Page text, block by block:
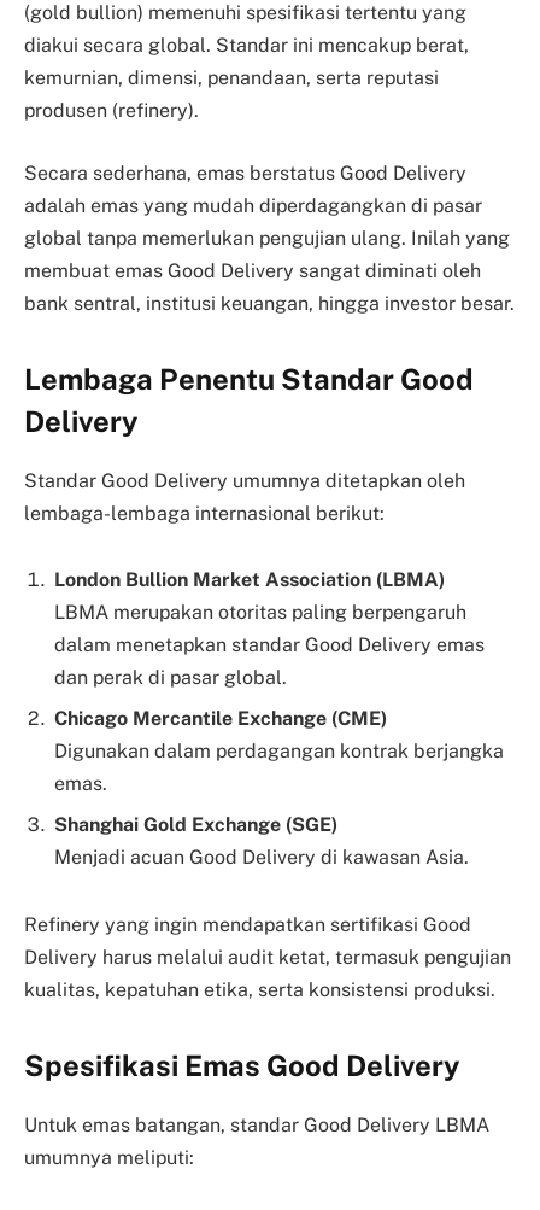
(gold bullion) memenuhi spesifikasi tertentu yang
diakui secara global. Standar ini mencakup berat,
kemurnian, dimensi, penandaan, serta reputasi
produsen (refinery).
Secara sederhana, emas berstatus Good Delivery
adalah emas yang mudah diperdagangkan di pasar
global tanpa memerlukan pengujian ulang. Inilah yang
membuat emas Good Delivery sangat diminati oleh
bank sentral, institusi keuangan, hingga investor besar.
Lembaga Penentu Standar Good
Delivery
Standar Good Delivery umumnya ditetapkan oleh
lembaga-lembaga internasional berikut:
London Bullion Market Association (LBMA)
LBMA merupakan otoritas paling berpengaruh
dalam menetapkan standar Good Delivery emas
dan perak di pasar global.
Chicago Mercantile Exchange (CME)
Digunakan dalam perdagangan kontrak berjangka
emas.
Shanghai Gold Exchange (SGE)
Menjadi acuan Good Delivery di kawasan Asia.
Refinery yang ingin mendapatkan sertifikasi Good
Delivery harus melalui audit ketat, termasuk pengujian
kualitas, kepatuhan etika, serta konsistensi produksi.
Spesifikasi Emas Good Delivery
Untuk emas batangan, standar Good Delivery LBMA
umumnya meliputi: